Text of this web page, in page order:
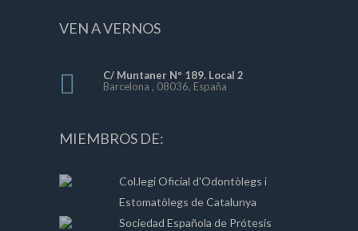
VEN A VERNOS
C/ Muntaner Nº 189. Local 2
Barcelona , 08036, España
MIEMBROS DE:
Col.legi Oficial d'Odontòlegs i
Estomatòlegs de Catalunya
Sociedad Española de Prótesis